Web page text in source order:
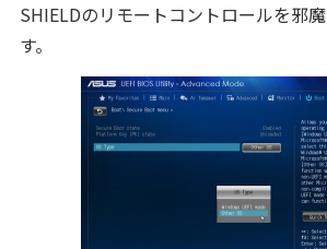
SHIELDのリモートコントロールを邪
す。